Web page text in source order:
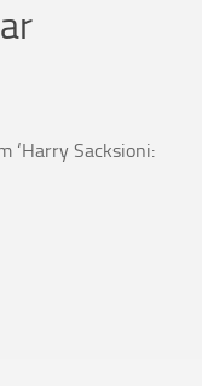
‘Harry Sacksioni: